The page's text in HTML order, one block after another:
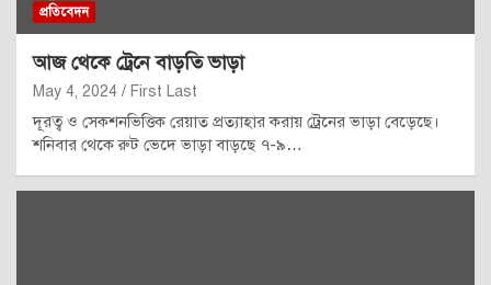
প্রতিবেদন
আজ থেকে ট্রেনে বাড়তি ভাড়া
May 4, 2024 First Last
দূরত্ব ও সেকশনভিত্তিক রেয়াত প্রত্যাহার করায় ট্রেনের ভাড়া বেড়েছে।
শনিবার থেকে রুট ভেদে ভাড়া বাড়ছে ৭-৯…